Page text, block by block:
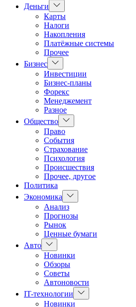
Деньги
Показать
подменю
Карты
Налоги
Накопления
Платёжные системы
Прочее
Бизнес Показать
подменю
Инвестиции
Бизнес-планы
Форекс
Менеджемент
Разное
Общество Показать
подменю
Право
События
Страхование
Психология
Происшествия
Прочее, другое
Политика
Экономика
Показать
подменю
Анализ
Прогнозы
Рынок
Ценные бумаги
Авто Показать
подменю
Новинки
Обзоры
Советы
Автоновости
IT-технологии
Показать
подменю
Новинки